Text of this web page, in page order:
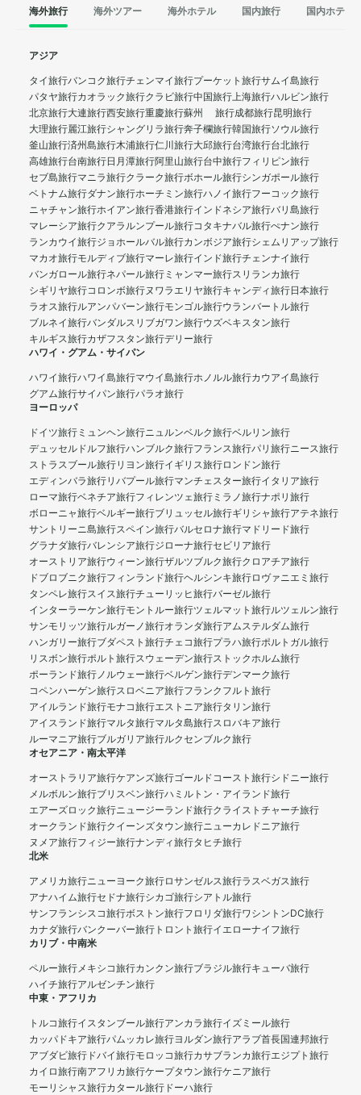
海外旅行 海外ツアー 海外ホテル 国内旅行 国内ホテル
アジア
タイ旅行バンコク旅行チェンマイ旅行プーケット旅行サムイ島旅行
パタヤ旅行カオラック旅行クラビ旅行中国旅行上海旅行ハルビン旅行
北京旅行大連旅行西安旅行重慶旅行蘇州 旅行成都旅行昆明旅行
大理旅行麗江旅行シャングリラ旅行奔子欄旅行韓国旅行ソウル旅行
釜山旅行済州島旅行木浦旅行仁川旅行大邱旅行台湾旅行台北旅行
高雄旅行台南旅行日月潭旅行阿里山旅行台中旅行フィリピン旅行
セブ島旅行マニラ旅行クラーク旅行ボホール旅行シンガポール旅行
ベトナム旅行ダナン旅行ホーチミン旅行ハノイ旅行フーコック旅行
ニャチャン旅行ホイアン旅行香港旅行インドネシア旅行バリ島旅行
マレーシア旅行クアラルンプール旅行コタキナバル旅行ぺナン旅行
ランカウイ旅行ジョホールバル旅行カンボジア旅行シェムリアップ旅行
マカオ旅行モルディブ旅行マーレ旅行インド旅行チェンナイ旅行
バンガロール旅行ネパール旅行 ミャンマー旅行スリランカ旅行
シギリヤ旅行コロンボ旅行ヌワラエリヤ旅行キャンディ旅行日本旅行
ラオス旅行ルアンパバーン旅行モンゴル旅行ウランバートル旅行
ブルネイ旅行バンダルスリブガワン旅行ウズベキスタン旅行
キルギス旅行カザフスタン旅行デリー旅行
ハワイ・グアム・サイパン
ハワイ旅行ハワイ島旅行マウイ島旅行ホノルル旅行カウアイ島旅行
グアム旅行サイパン旅行パラオ旅行
ヨーロッパ
ドイツ旅行 ミュンヘン旅行ニュルンベルク旅行ベルリン旅行
デュッセルドルフ旅行ハンブルク旅行フランス旅行パリ旅行ニース旅行
ストラスブール旅行リヨン旅行イギリス旅行ロンドン旅行
エディンバラ旅行リバプール旅行マンチェスター旅行イタリア旅行
ローマ旅行ベネチア旅行フィレンツェ旅行 ミラノ旅行ナポリ旅行
ボローニャ旅行ベルギー旅行ブリュッセル旅行ギリシャ旅行アテネ旅行
サントリーニ島旅行スペイン旅行バルセロナ旅行マドリード旅行
グラナダ旅行バレンシア旅行ジローナ旅行セビリア旅行
オーストリア旅行ウィーン旅行ザルツブルク旅行クロアチア旅行
ドブロブニク旅行フィンランド旅行ヘルシンキ旅行ロヴァニエミ旅行
タンペレ旅行スイス旅行チューリッヒ旅行バーゼル旅行
インターラーケン旅行モントルー旅行ツェルマット旅行ルツェルン旅行
サンモリッツ旅行ルガーノ旅行オランダ旅行アムステルダム旅行
ハンガリー旅行ブダペスト旅行チェコ旅行プラハ旅行ポルトガル旅行
リスボン旅行ポルト旅行スウェーデン旅行ストックホルム旅行
ポーランド旅行ノルウェー旅行ベルゲン旅行デンマーク旅行
コペンハーゲン旅行スロベニア旅行フランクフルト旅行
アイルランド旅行モナコ旅行エストニア旅行タリン旅行
アイスランド旅行マルタ旅行マルタ島旅行スロバキア旅行
ルーマニア旅行ブルガリア旅行ルクセンブルク旅行
オセアニア・南太平洋
オーストラリア旅行ケアンズ旅行ゴールドコースト旅行シドニー旅行
メルボルン旅行ブリスベン旅行ハミルトン・アイランド旅行
エアーズロック旅行ニュージーランド旅行クライストチャーチ旅行
オークランド旅行クイーンズタウン旅行ニューカレドニア旅行
ヌメア旅行フィジー旅行ナンディ旅行タヒチ旅行
北米
アメリカ旅行ニューヨーク旅行ロサンゼルス旅行ラスベガス旅行
アナハイム旅行セドナ旅行シカゴ旅行シアトル旅行
サンフランシスコ旅行ボストン旅行フロリダ旅行ワシントンDC旅行
カナダ旅行バンクーバー旅行 トロント旅行イエローナイフ旅行
カリブ・中南米
ペルー旅行メキシコ旅行カンクン旅行ブラジル旅行キューバ旅行
ハイチ旅行アルゼンチン旅行
中東・アフリカ
トルコ旅行イスタンブール旅行アンカラ旅行イズミール旅行
カッパドキア旅行パムッカレ旅行ヨルダン旅行アラブ首長国連邦旅行
アブダビ旅行 ドバイ旅行モロッコ旅行カサブランカ旅行エジプト旅行
カイロ旅行南アフリカ旅行ケープタウン旅行ケニア旅行
モーリシャス旅行カタール旅行 ドーハ旅行